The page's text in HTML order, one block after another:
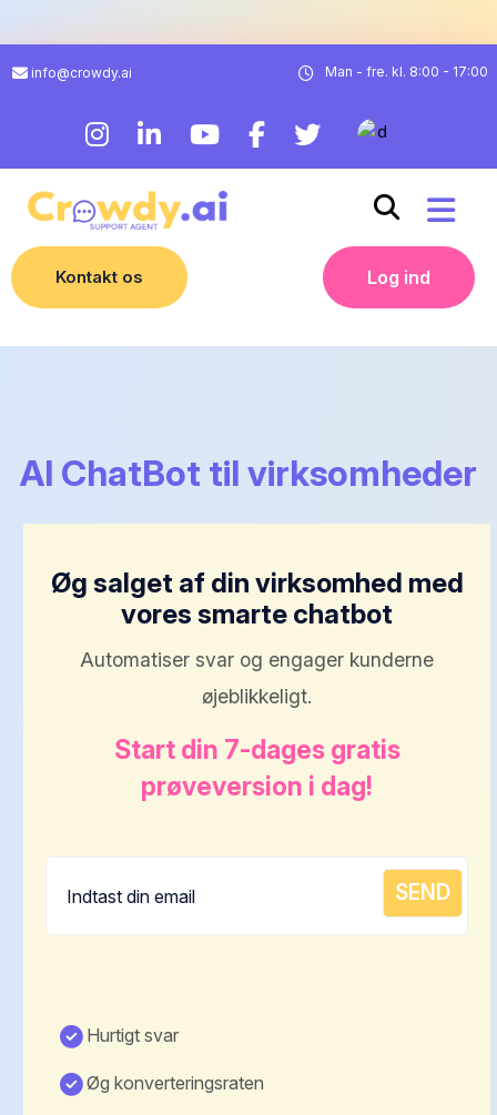
info@crowdy.ai Man - fre. kl. 8:00 - 17:00
Kontakt os Log ind
AI ChatBot til virksomheder
Øg salget af din virksomhed med
vores smarte chatbot
Automatiser svar og engager kunderne
øjeblikkeligt.
Start din 7-dages gratis
prøveversion i dag!
Hurtigt svar
Øg konverteringsraten